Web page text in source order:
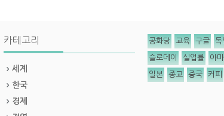
카테고리
세계
한국
경제
공화당 교육 구글 독
슬로데이 실업률 아
일본 종교 중국 커피